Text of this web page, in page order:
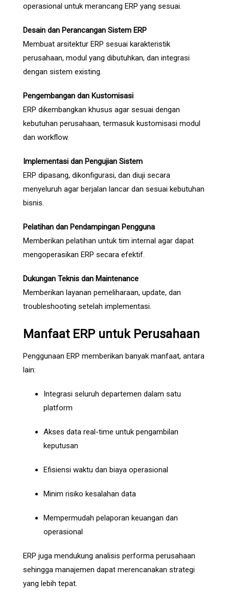
operasional untuk merancang ERP yang sesuai.
Desain dan Perancangan Sistem ERP
Membuat arsitektur ERP sesuai karakteristik
perusahaan, modul yang dibutuhkan, dan integrasi
dengan sistem existing.
Pengembangan dan Kustomisasi
ERP dikembangkan khusus agar sesuai dengan
kebutuhan perusahaan, termasuk kustomisasi modul
dan workflow.
Implementasi dan Pengujian Sistem
ERP dipasang, dikonfigurasi, dan diuji secara
menyeluruh agar berjalan lancar dan sesuai kebutuhan
bisnis.
Pelatihan dan Pendampingan Pengguna
Memberikan pelatihan untuk tim internal agar dapat
mengoperasikan ERP secara efektif.
Dukungan Teknis dan Maintenance
Memberikan layanan pemeliharaan, update, dan
troubleshooting setelah implementasi.
Manfaat ERP untuk Perusahaan
Penggunaan ERP memberikan banyak manfaat, antara
lain:
Integrasi seluruh departemen dalam satu
platform
Akses data real-time untuk pengambilan
keputusan
Efisiensi waktu dan biaya operasional
Minim risiko kesalahan data
Mempermudah pelaporan keuangan dan
operasional
ERP juga mendukung analisis performa perusahaan
sehingga manajemen dapat merencanakan strategi
yang lebih tepat.